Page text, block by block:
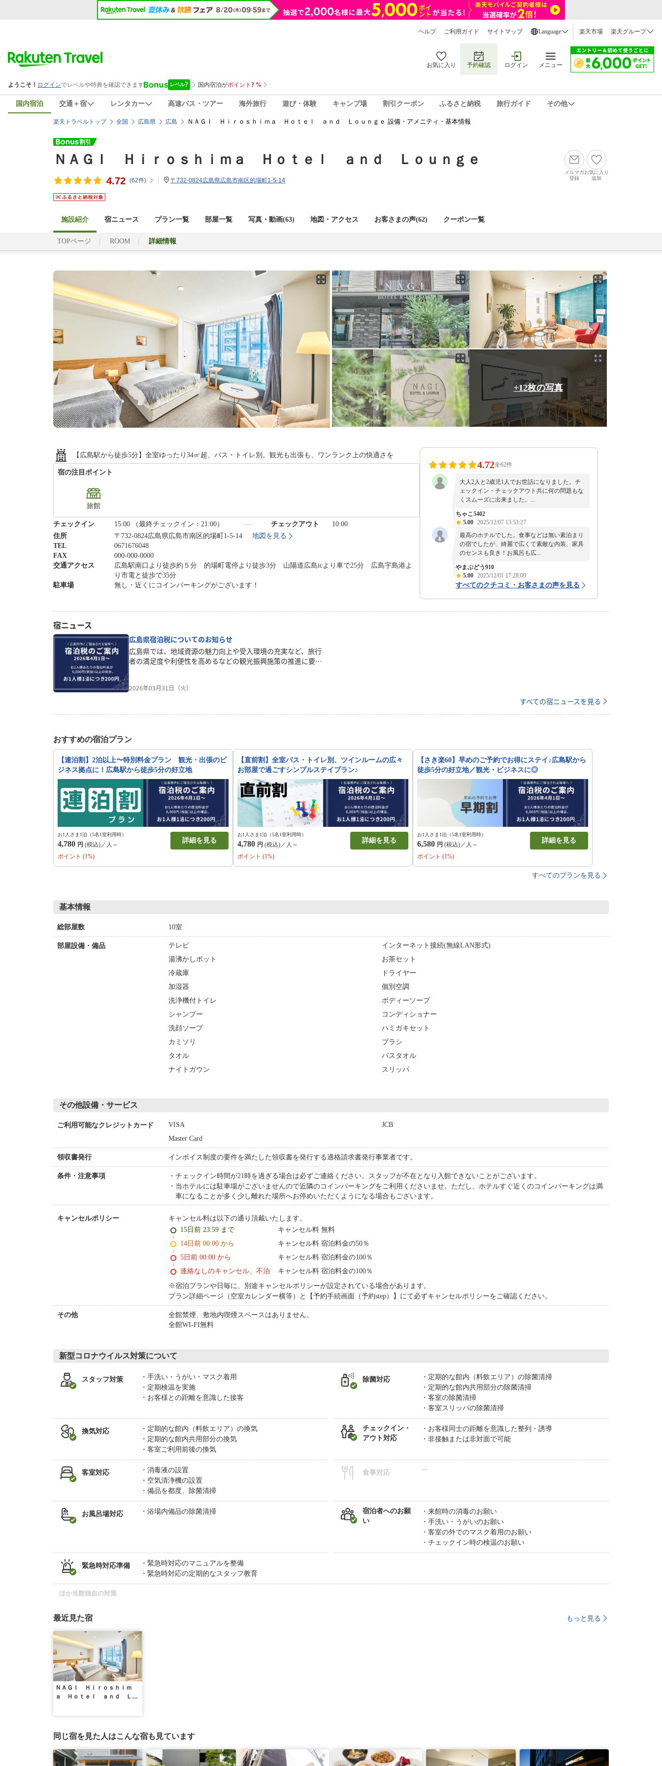
ヘルプ ご利用ガイド サイトマップ Language 楽天市場 楽天グループ
お気に入り 予約確認 ログイン メニュー
国内宿泊 交通＋宿 レンタカー 高速バス・ツアー 海外旅行 遊び・体験 キャンプ場 割引クーポン ふるさと納税 旅行ガイド その他
楽天トラベルトップ 全国 広島県 広島 ＮＡＧＩ Ｈｉｒｏｓｈｉｍａ Ｈｏｔｅｌ ａｎｄ Ｌｏｕｎｇｅ 設備・アメニティ・基本情報
ＮＡＧＩ Ｈｉｒｏｓｈｉｍａ Ｈｏｔｅｌ ａｎｄ Ｌｏｕｎｇｅ
4.72 (62件) 〒732-0824広島県広島市南区的場町1-5-14
メルマガ
登録
お気に入り
追加
施設紹介 宿ニュース プラン一覧 部屋一覧 写真・動画(63) 地図・アクセス お客さまの声(62) クーポン一覧
TOPページ ROOM 詳細情報
+12枚の写真
【広島駅から徒歩5分】全室ゆったり34㎡超、バス・トイレ別。観光も出張も、ワンランク上の快適さを
宿の注目ポイント
旅館
チェックイン 15:00 （最終チェックイン：21:00） チェックアウト
10:00
住所
〒732-0824広島県広島市南区的場町1-5-14
地図を見る
TEL
0671676048
FAX
000-000-0000
交通アクセス
広島駅南口より徒歩約５分 的場町電停より徒歩3分 山陽道広島icより車で25分 広島宇島港よ
り市電と徒歩で35分
駐車場
無し・近くにコインパーキングがございます！
4.72全62件
大人2人と2歳児1人でお世話になりました。チ
ェックイン・チェックアウト共に何の問題もな
くスムーズに出来ました。...
ちゃこ5402
5.00 2025/12/07 13:53:27
最高のホテルでした。食事などは無い素泊まり
の宿でしたが、綺麗で広くて素敵な内装、家具
のセンスも良き！お風呂も広...
やまぶどう910
5.00 2025/12/01 17:28:09
すべてのクチコミ・お客さまの声を見る
宿ニュース
広島県宿泊税についてのお知らせ
広島県では、地域資源の魅力向上や受入環境の充実など、旅行
者の満足度や利便性を高めるなどの観光振興施策の推進に要す
泊分から、ご負担いただくこととなりますので何卒、ご理解、
2026年03月31日（火）
すべての宿ニュースを見る
おすすめの宿泊プラン
【連泊割】2泊以上〜特別料金プラン 観光・出張のビ
ジネス拠点に！広島駅から徒歩5分の好立地
お1人さま1泊（5名1室利用時）
4,780 円 (税込)／人～
詳細を見る
ポイント (1%)
【直前割】全室バス・トイレ別、ツインルームの広々
お部屋で過ごすシンプルステイプラン♪
お1人さま1泊（5名1室利用時）
4,780 円 (税込)／人～
詳細を見る
ポイント (1%)
【さき楽60】早めのご予約でお得にステイ♪広島駅から
徒歩5分の好立地／観光・ビジネスに◎
お1人さま1泊（5名1室利用時）
6,580 円 (税込)／人～
詳細を見る
ポイント (1%)
すべてのプランを見る
基本情報
総部屋数 10室
部屋設備・備品 テレビ
インターネット接続(無線LAN形式)
湯沸かしポット
お茶セット
冷蔵庫
ドライヤー
加湿器
個別空調
洗浄機付トイレ
ボディーソープ
シャンプー
コンディショナー
洗顔ソープ
ハミガキセット
カミソリ
ブラシ
タオル
バスタオル
ナイトガウン
スリッパ
その他設備・サービス
ご利用可能なクレジットカード VISA
JCB
Master Card
領収書発行 インボイス制度の要件を満たした領収書を発行する適格請求書発行事業者です。
条件・注意事項
チェックイン時間が21時を過ぎる場合は必ずご連絡ください。スタッフが不在となり入館できないことがございます。
当ホテルには駐車場がございませんので近隣のコインパーキングをご利用くださいませ。ただし、ホテルすぐ近くのコインパーキングは満
車になることが多く少し離れた場所へお停めいただくようになる場合もございます。
キャンセルポリシー キャンセル料は以下の通り頂戴いたします。
15日前 23:59 まで
キャンセル料 無料
14日前 00:00 から
キャンセル料 宿泊料金の50％
5日前 00:00 から
キャンセル料 宿泊料金の100％
連絡なしのキャンセル、不泊
キャンセル料 宿泊料金の100％
※宿泊プランや日毎に、別途キャンセルポリシーが設定されている場合があります。
プラン詳細ページ（空室カレンダー横等）と【予約手続画面（予約step）】にて必ずキャンセルポリシーをご確認ください。
その他
全館禁煙、敷地内喫煙スペースはありません。
全館WI-FI無料
新型コロナウイルス対策について
スタッフ対策
手洗い・うがい・マスク着用
定期検温を実施
お客様との距離を意識した接客
除菌対応
定期的な館内（料飲エリア）の除菌清掃
定期的な館内共用部分の除菌清掃
客室の除菌清掃
客室スリッパの除菌清掃
換気対応
定期的な館内（料飲エリア）の換気
定期的な館内共用部分の換気
客室ご利用前後の換気
チェックイン・
アウト対応
お客様同士の距離を意識した整列・誘導
非接触または非対面で可能
客室対応
消毒液の設置
空気清浄機の設置
備品を都度、除菌清掃
食事対応 ー
お風呂場対応 浴場内備品の除菌清掃
宿泊者へのお願
い
来館時の消毒のお願い
手洗い・うがいのお願い
客室の外でのマスク着用のお願い
チェックイン時の検温のお願い
緊急時対応準備
緊急時対応のマニュアルを整備
緊急時対応の定期的なスタッフ教育
ほか当館独自の対策
最近見た宿 もっと見る
ＮＡＧＩ Ｈｉｒｏｓｈｉｍ
ａ Ｈｏｔｅｌ ａｎｄ Ｌｏ
同じ宿を見た人はこんな宿も見ています